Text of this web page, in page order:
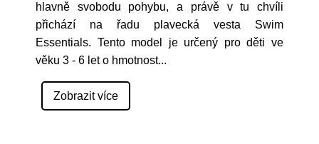
hlavně svobodu pohybu, a právě v tu chvíli
přichází na řadu plavecká vesta Swim
Essentials. Tento model je určený pro děti ve
věku 3 - 6 let o hmotnost...
Zobrazit více